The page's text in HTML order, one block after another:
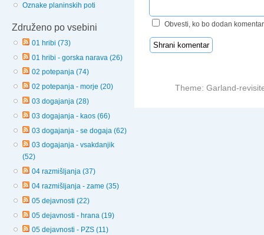
Oznake planinskih poti
Združeno po vsebini
01 hribi (73)
01 hribi - gorska narava (26)
02 potepanja (74)
02 potepanja - morje (20)
03 dogajanja (28)
03 dogajanja - kaos (66)
03 dogajanja - se dogaja (62)
03 dogajanja - vsakdanjik
(52)
04 razmišljanja (37)
04 razmišljanja - zame (35)
05 dejavnosti (22)
05 dejavnosti - hrana (19)
05 dejavnosti - PZS (11)
Obvesti, ko bo dodan komentar
Theme: Garland-